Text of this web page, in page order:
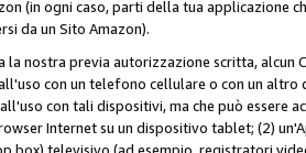
(in ogni caso, parti della tua
da un Sito Amazon).
la nostra previa autorizzazione scritta,
con un telefono cellulare o con un
con tali dispositivi, ma che può essere
Internet su un dispositivo tablet; (2)
box) televisivo (ad esempio, registratori